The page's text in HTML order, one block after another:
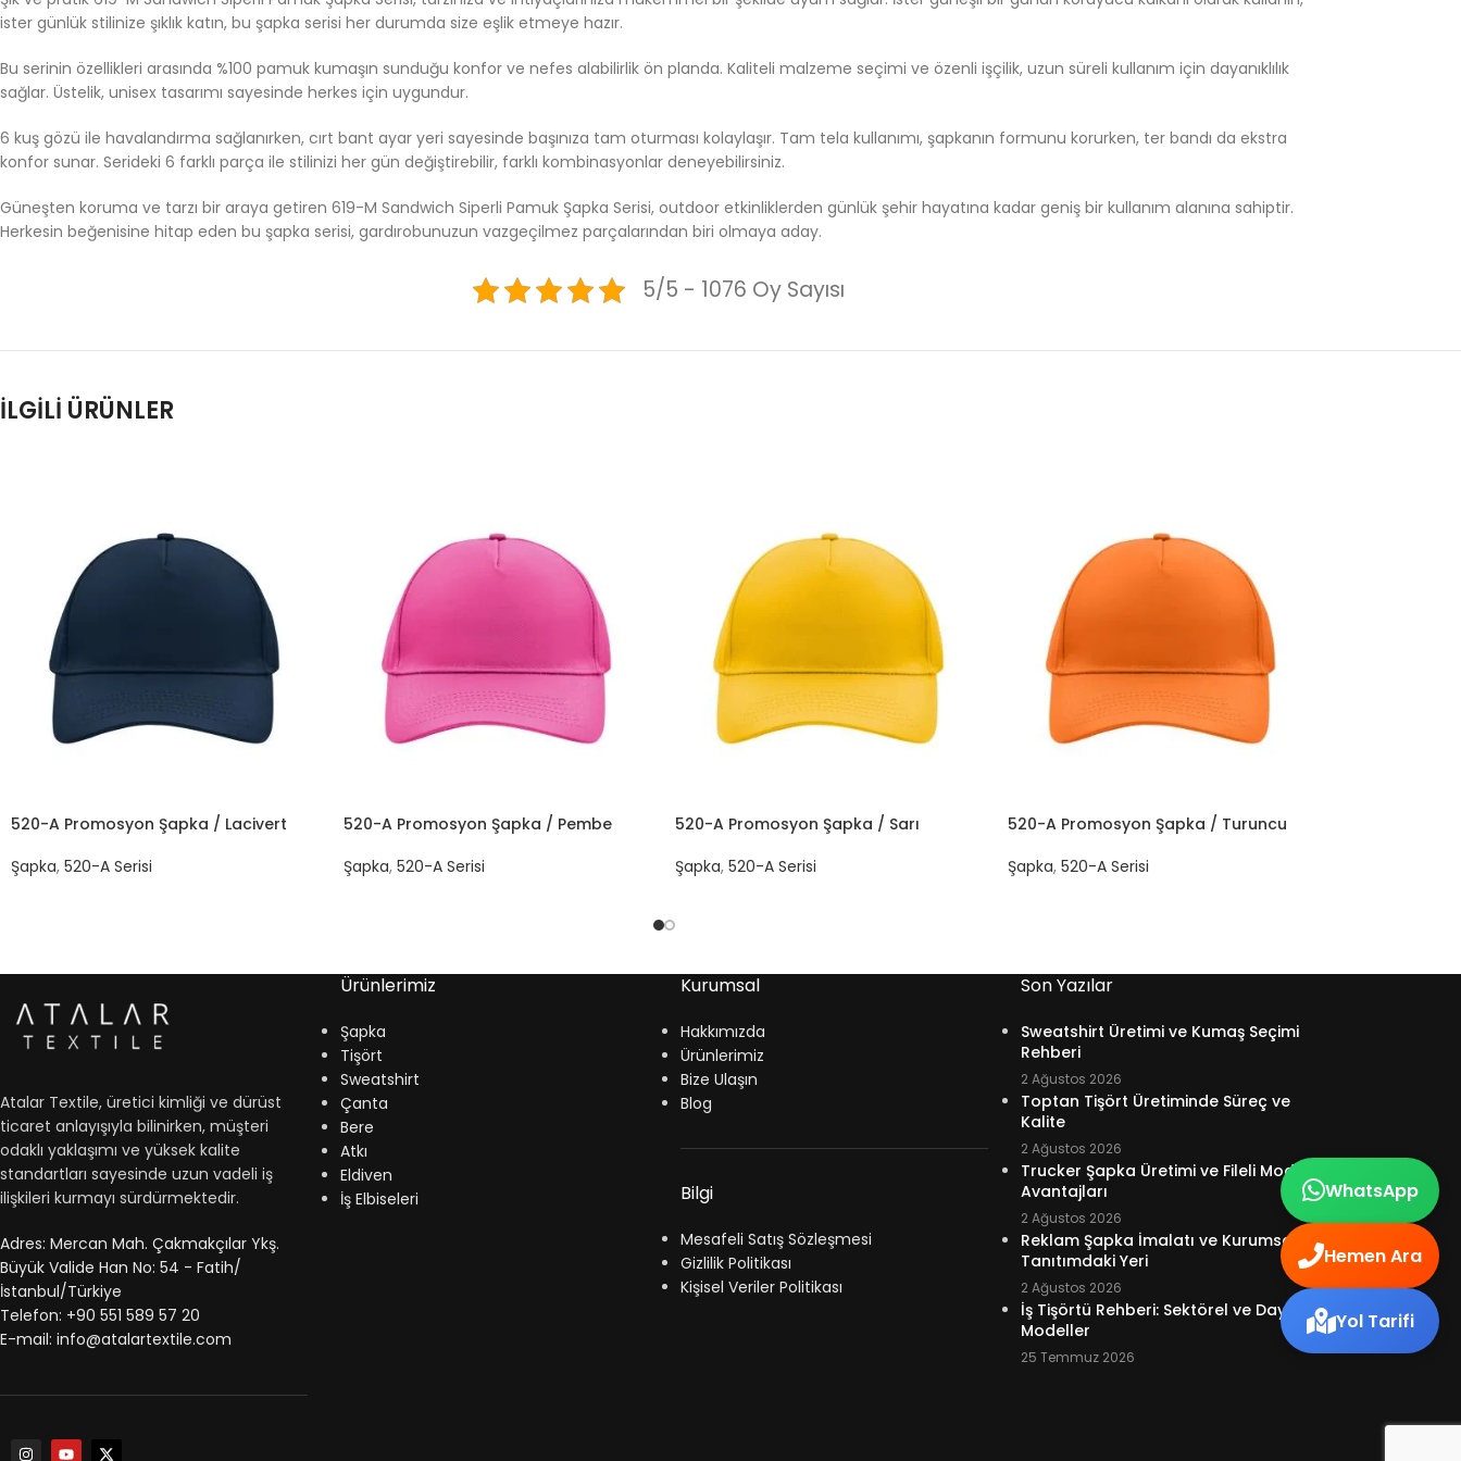
ister günlük stilinize şıklık katın, bu şapka serisi her durumda size eşlik etmeye hazır.
Bu serinin özellikleri arasında %100 pamuk kumaşın sunduğu konfor ve nefes alabilirlik ön planda. Kaliteli malzeme seçimi ve özenli işçilik, uzun süreli kullanım için dayanıklılık
sağlar. Üstelik, unisex tasarımı sayesinde herkes için uygundur.
6 kuş gözü ile havalandırma sağlanırken, cırt bant ayar yeri sayesinde başınıza tam oturması kolaylaşır. Tam tela kullanımı, şapkanın formunu korurken, ter bandı da ekstra
konfor sunar. Serideki 6 farklı parça ile stilinizi her gün değiştirebilir, farklı kombinasyonlar deneyebilirsiniz.
Güneşten koruma ve tarzı bir araya getiren 619-M Sandwich Siperli Pamuk Şapka Serisi, outdoor etkinliklerden günlük şehir hayatına kadar geniş bir kullanım alanına sahiptir.
Herkesin beğenisine hitap eden bu şapka serisi, gardırobunuzun vazgeçilmez parçalarından biri olmaya aday.
5/5 - 1076 Oy Sayısı
İLGILI ÜRÜNLER
520-A Promosyon Şapka / Lacivert
Şapka, 520-A Serisi
520-A Promosyon Şapka / Pembe
Şapka, 520-A Serisi
520-A Promosyon Şapka / Sarı
Şapka, 520-A Serisi
520-A Promosyon Şapka / Turuncu
Şapka, 520-A Serisi
Atalar Textile, üretici kimliği ve dürüst
ticaret anlayışıyla bilinirken, müşteri
odaklı yaklaşımı ve yüksek kalite
standartları sayesinde uzun vadeli iş
ilişkileri kurmayı sürdürmektedir.
Adres: Mercan Mah. Çakmakçılar Ykş.
Büyük Valide Han No: 54 - Fatih/
İstanbul/Türkiye
Telefon: +90 551 589 57 20
E-mail: info@atalartextile.com
Ürünlerimiz
Şapka
Tişört
Sweatshirt
Çanta
Bere
Atkı
Eldiven
İş Elbiseleri
Kurumsal
Hakkımızda
Ürünlerimiz
Bize Ulaşın
Blog
Bilgi
Mesafeli Satış Sözleşmesi
Gizlilik Politikası
Kişisel Veriler Politikası
Son Yazılar
Sweatshirt Üretimi ve Kumaş Seçimi
Rehberi
2 Ağustos 2026
Toptan Tişört Üretiminde Süreç ve
Kalite
2 Ağustos 2026
Trucker Şapka Üretimi ve Fileli Model
Avantajları
2 Ağustos 2026
Reklam Şapka İmalatı ve Kurumsal
Tanıtımdaki Yeri
2 Ağustos 2026
İş Tişörtü Rehberi: Sektörel ve Dayanıklı
Modeller
25 Temmuz 2026
WhatsApp
Hemen Ara
Yol Tarifi